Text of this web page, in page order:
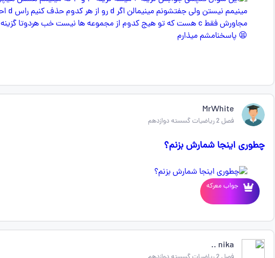
MrWhite
فصل 2 ریاضیات گسسته دوازدهم
چطوری اینجا شمارش بزنم؟
جواب معرکه
nika ..